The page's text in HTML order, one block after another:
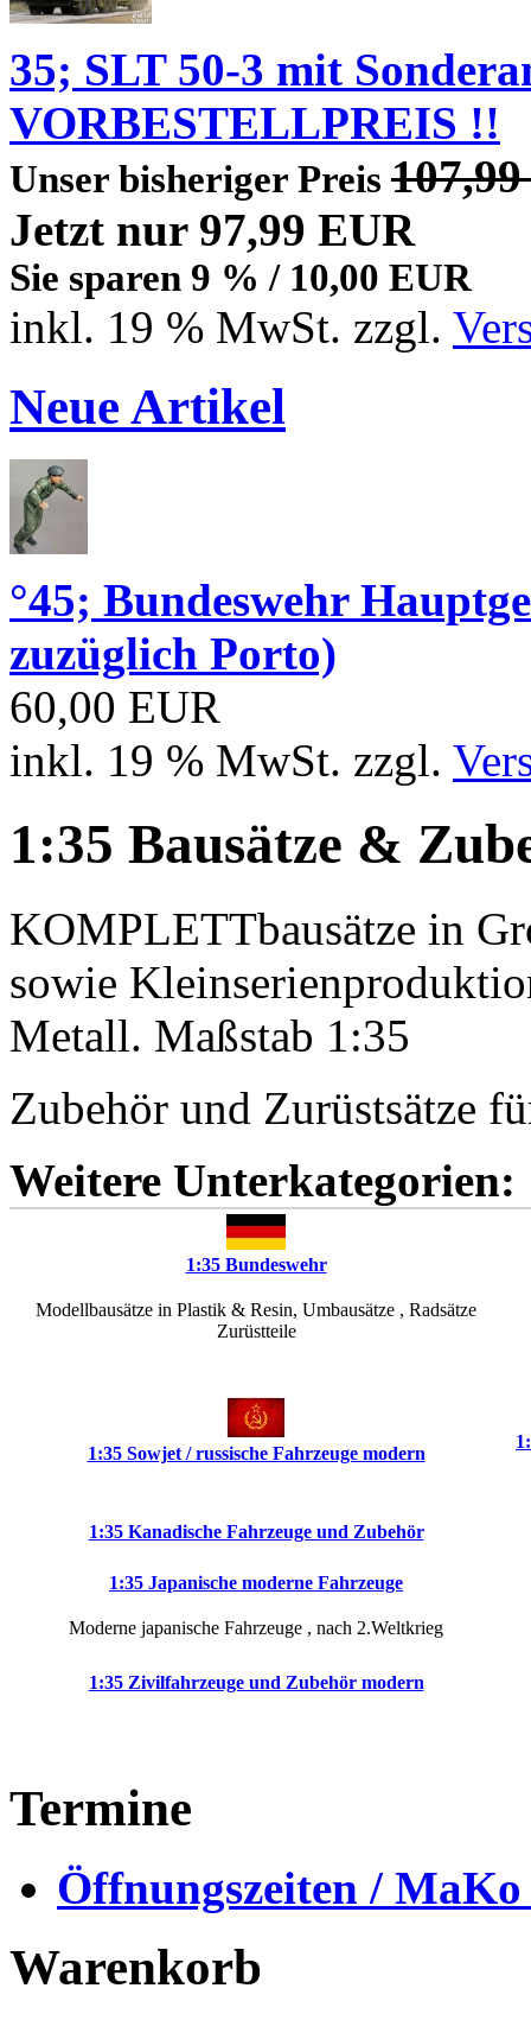
35; SLT 50-3 mit
VORBESTELLPREIS !!
Unser bisheriger Preis
Jetzt nur 97,99 EUR
Sie sparen 9 % / 10,00 EUR
inkl. 19 % MwSt. zzgl.
Neue Artikel
°45; Bundeswehr
zuzüglich Porto)
60,00 EUR
inkl. 19 % MwSt. zzgl.
1:35 Bausätze &
KOMPLETTbausätze in
sowie
Metall. Maßstab 1:35
Zubehör und Zurüstsätze
Weitere Unterkategorien:
1:35 Bundeswehr
Modellbausätze in Plastik & Resin, Umbausätze , Radsätze
Zurüstteile
1:35 Sowjet / russische Fahrzeuge modern
1:35 Kanadische Fahrzeuge und Zubehör
1:35 Japanische moderne Fahrzeuge
Moderne japanische Fahrzeuge , nach 2.Weltkrieg
1:35 Zivilfahrzeuge und Zubehör modern
Termine
Öffnungszeiten /
Warenkorb